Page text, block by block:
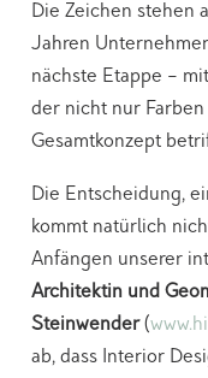
Die Zeichen stehen
Jahren
nächste Etappe –
der nicht nur
Gesamtkonzept
Die Entscheidung,
kommt natürlich
Anfängen unserer
Architektin und
Steinwender(
ab, dass Interior